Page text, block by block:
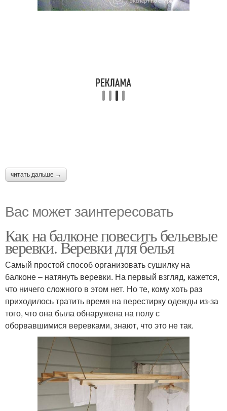
читать дальше →
Вас может заинтересовать
Как на балконе повесить бельевые
веревки. Веревки для белья
Самый простой способ организовать сушилку на
балконе – натянуть веревки. На первый взгляд, кажется,
что ничего сложного в этом нет. Но те, кому хоть раз
приходилось тратить время на перестирку одежды из-за
того, что она была обнаружена на полу с
оборвавшимися веревками, знают, что это не так.